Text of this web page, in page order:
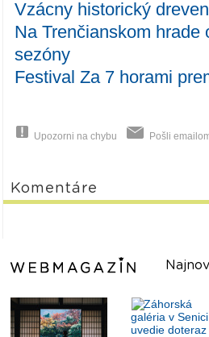
Vzácny historický
Na Trenčianskom
sezóny
Festival Za 7 horami
Upozorni na chybu Pošli
Komentáre